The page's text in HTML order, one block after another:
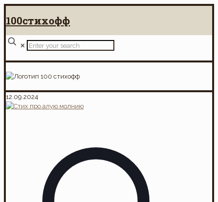
100стихофф
✕
12.09.2024